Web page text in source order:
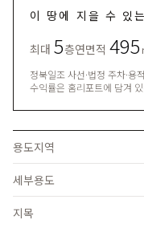
이 땅에 지을 수 있
최대 5층연면적 495
정북일조 사선·법정 주차·
수익률은 홈리포트에 담겨
용도지역
세부용도
지목